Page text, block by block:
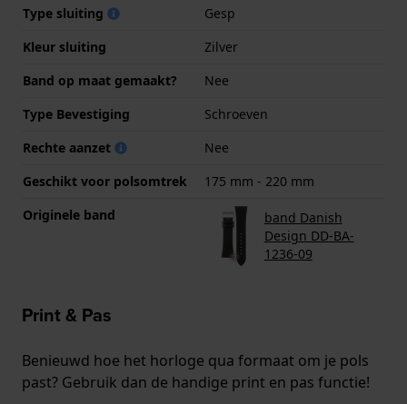
Type sluiting
Gesp
Kleur sluiting
Zilver
Band op maat gemaakt?
Nee
Type Bevestiging
Schroeven
Rechte aanzet
Nee
Geschikt voor polsomtrek
175 mm - 220 mm
Originele band
band Danish
Design DD-BA-
1236-09
Print & Pas
Benieuwd hoe het horloge qua formaat om je pols
past? Gebruik dan de handige print en pas functie!